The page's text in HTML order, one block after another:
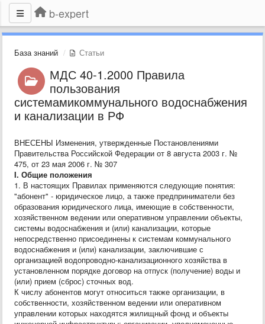
b-expert
База знаний Статьи
МДС 40-1.2000 Правила
пользования
системамикоммунального водоснабжения
и канализации в РФ
ВНЕСЕНЫ Изменения, утвержденные Постановлениями
Правительства Российской Федерации от 8 августа 2003 г. №
475, от 23 мая 2006 г. № 307
I. Общие положения
1. В настоящих Правилах применяются следующие понятия:
"абонент" - юридическое лицо, а также предприниматели без
образования юридического лица, имеющие в собственности,
хозяйственном ведении или оперативном управлении объекты,
системы водоснабжения и (или) канализации, которые
непосредственно присоединены к системам коммунального
водоснабжения и (или) канализации, заключившие с
организацией водопроводно-канализационного хозяйства в
установленном порядке договор на отпуск (получение) воды и
(или) прием (сброс) сточных вод.
К числу абонентов могут относиться также организации, в
собственности, хозяйственном ведении или оперативном
управлении которых находятся жилищный фонд и объекты